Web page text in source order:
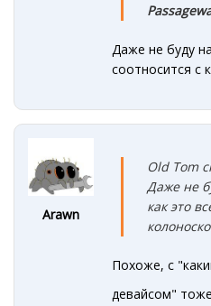
Даже не буду
соотносится с
Arawn
Old Tom
Даже не
как это
Похоже, с
девайсом"